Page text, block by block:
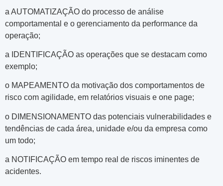
a AUTOMATIZAÇÃO do processo de análise
comportamental e o gerenciamento da performance da
operação;
a IDENTIFICAÇÃO as operações que se destacam como
exemplo;
o MAPEAMENTO da motivação dos comportamentos de
risco com agilidade, em relatórios visuais e one page;
o DIMENSIONAMENTO das potenciais vulnerabilidades e
tendências de cada área, unidade e/ou da empresa como
um todo;
a NOTIFICAÇÃO em tempo real de riscos iminentes de
acidentes.